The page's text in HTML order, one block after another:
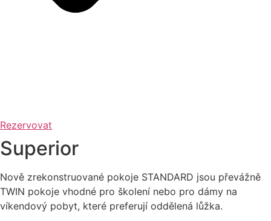
Rezervovat
Superior
Nově zrekonstruované pokoje STANDARD jsou převážně
TWIN pokoje vhodné pro školení nebo pro dámy na
víkendový pobyt, které preferují oddělená lůžka.